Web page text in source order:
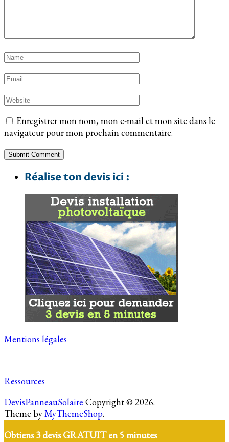
Enregistrer mon nom, mon e-mail et mon site dans le
navigateur pour mon prochain commentaire.
Réalise ton devis ici :
Mentions légales
Ressources
DevisPanneauSolaire Copyright © 2026.
Theme byMyThemeShop.
Obtiens 3 devis GRATUIT en 5 minutes